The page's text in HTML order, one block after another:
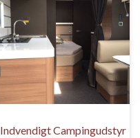
Indvendigt Campingudstyr